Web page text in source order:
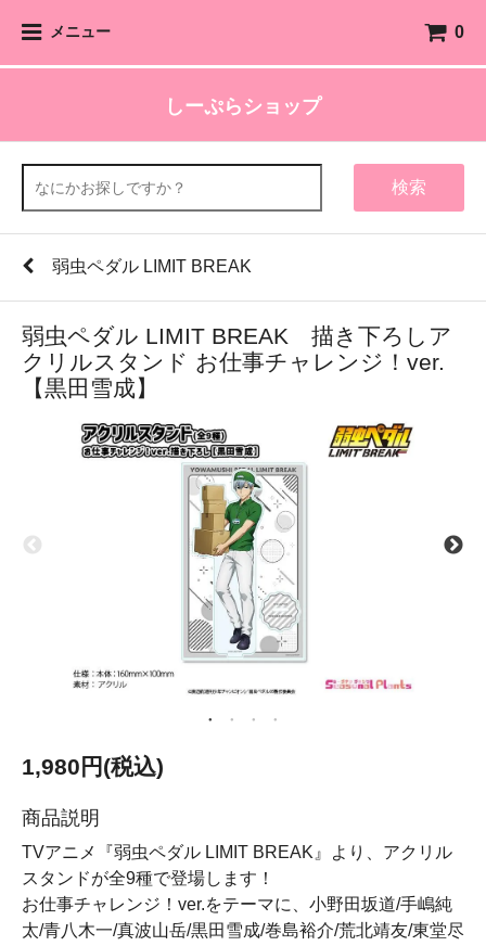
メニュー 0
しーぷらショップ
検索
弱虫ペダル LIMIT BREAK
弱虫ペダル LIMIT BREAK 描き下ろしア
クリルスタンド お仕事チャレンジ！ver.
【黒田雪成】
1,980円(税込)
商品説明
TVアニメ『弱虫ペダル LIMIT BREAK』より、アクリル
スタンドが全9種で登場します！
お仕事チャレンジ！ver.をテーマに、小野田坂道/手嶋純
太/青八木一/真波山岳/黒田雪成/巻島裕介/荒北靖友/東堂尽